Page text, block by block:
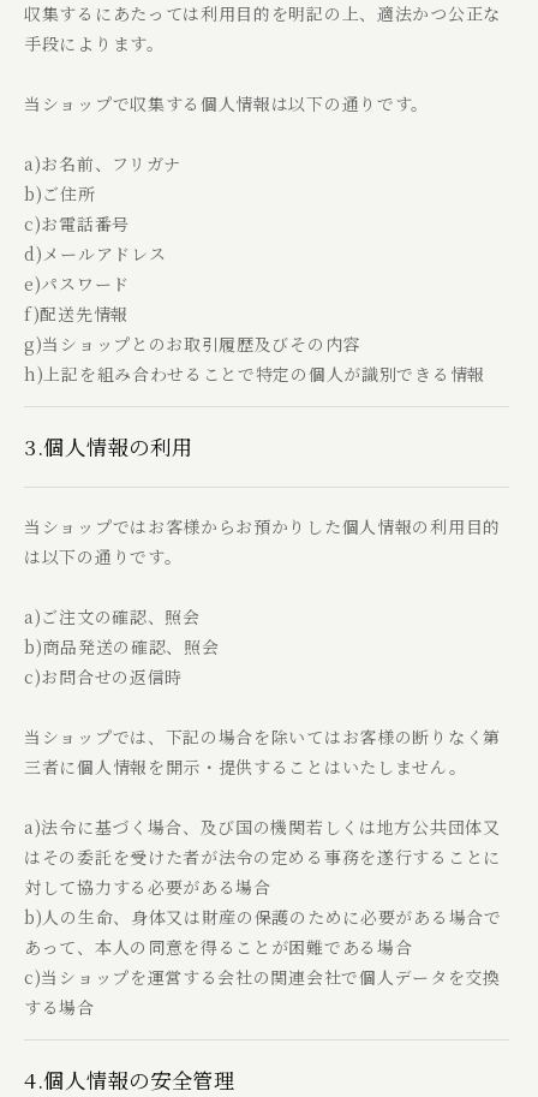
収集するにあたっては利用目的を明記の上、適法かつ公正な
手段によります。
当ショップで収集する個人情報は以下の通りです。
a)お名前、フリガナ
b)ご住所
c)お電話番号
d)メールアドレス
e)パスワード
f)配送先情報
g)当ショップとのお取引履歴及びその内容
h)上記を組み合わせることで特定の個人が識別できる情報
3.個人情報の利用
当ショップではお客様からお預かりした個人情報の利用目的
は以下の通りです。
a)ご注文の確認、照会
b)商品発送の確認、照会
c)お問合せの返信時
当ショップでは、下記の場合を除いてはお客様の断りなく第
三者に個人情報を開示・提供することはいたしません。
a)法令に基づく場合、及び国の機関若しくは地方公共団体又
はその委託を受けた者が法令の定める事務を遂行することに
対して協力する必要がある場合
b)人の生命、身体又は財産の保護のために必要がある場合で
あって、本人の同意を得ることが困難である場合
c)当ショップを運営する会社の関連会社で個人データを交換
する場合
4.個人情報の安全管理